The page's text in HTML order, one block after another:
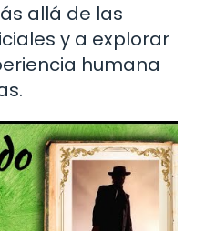
allá de las
y a explorar
humana